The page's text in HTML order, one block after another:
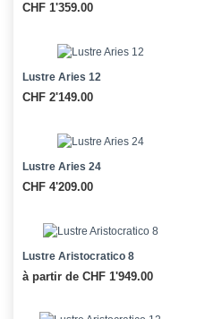
CHF 1'359.00
Lustre Aries 12
CHF 2'149.00
Lustre Aries 24
CHF 4'209.00
Lustre Aristocratico 8
à partir de CHF 1'949.00